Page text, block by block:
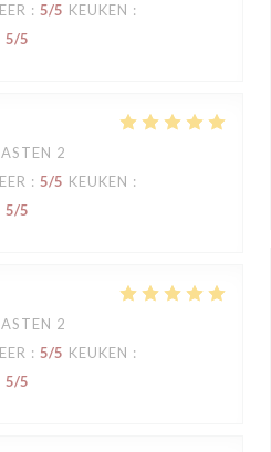
: 5/5 KEUKEN :
5/5
2
: 5/5 KEUKEN :
5/5
2
: 5/5 KEUKEN :
5/5